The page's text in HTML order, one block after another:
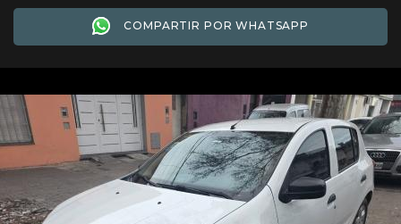
COMPARTIR POR WHATSAPP